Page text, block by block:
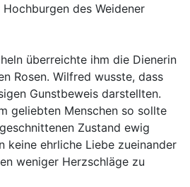
des Weidener
überreichte ihm die Dienerin
Rosen. Wilfred wusste, dass
Gunstbeweis darstellten.
geliebten Menschen so sollte
Zustand ewig
keine ehrliche Liebe zueinander
weniger Herzschläge zu